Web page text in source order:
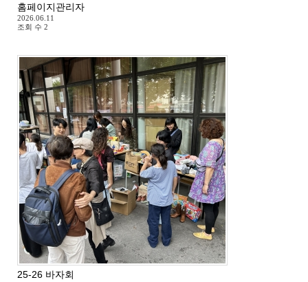
홈페이지관리자
2026.06.11
조회 수 2
25-26 바자회